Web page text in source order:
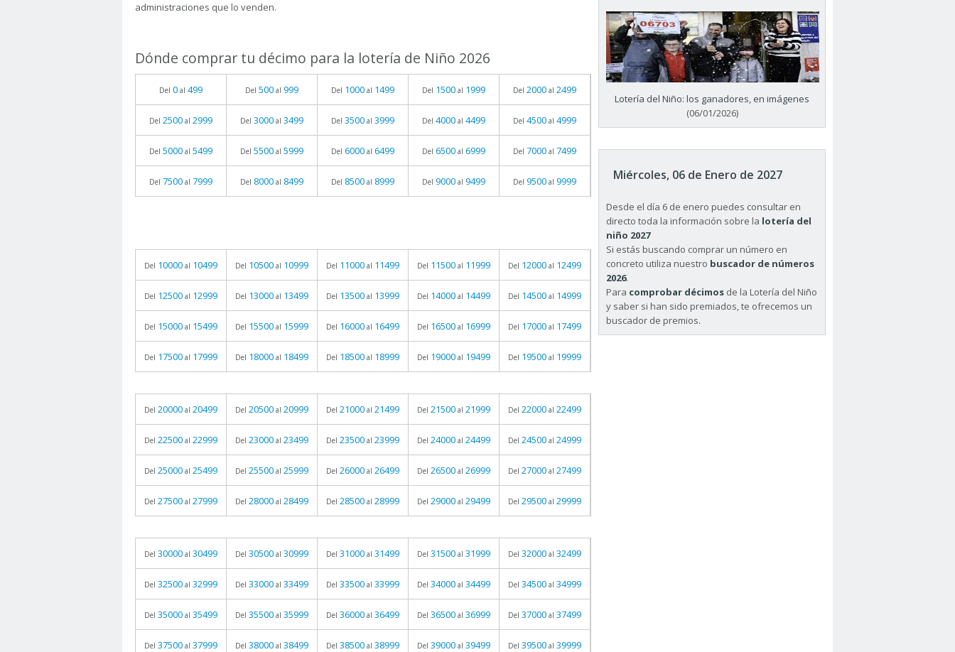
administraciones que lo venden.
Dónde comprar tu décimo para la lotería de Niño 2026
Del 0 al 499 Del 500 al 999 Del 1000 al 1499 Del 1500 al 1999 Del 2000 al 2499
Del 2500 al 2999 Del 3000 al 3499 Del 3500 al 3999 Del 4000 al 4499 Del 4500 al 4999
Del 5000 al 5499 Del 5500 al 5999 Del 6000 al 6499 Del 6500 al 6999 Del 7000 al 7499
Del 7500 al 7999 Del 8000 al 8499 Del 8500 al 8999 Del 9000 al 9499 Del 9500 al 9999
Del 10000 al 10499 Del 10500 al 10999 Del 11000 al 11499 Del 11500 al 11999 Del 12000 al 12499
Del 12500 al 12999 Del 13000 al 13499 Del 13500 al 13999 Del 14000 al 14499 Del 14500 al 14999
Del 15000 al 15499 Del 15500 al 15999 Del 16000 al 16499 Del 16500 al 16999 Del 17000 al 17499
Del 17500 al 17999 Del 18000 al 18499 Del 18500 al 18999 Del 19000 al 19499 Del 19500 al 19999
Del 20000 al 20499 Del 20500 al 20999 Del 21000 al 21499 Del 21500 al 21999 Del 22000 al 22499
Del 22500 al 22999 Del 23000 al 23499 Del 23500 al 23999 Del 24000 al 24499 Del 24500 al 24999
Del 25000 al 25499 Del 25500 al 25999 Del 26000 al 26499 Del 26500 al 26999 Del 27000 al 27499
Del 27500 al 27999 Del 28000 al 28499 Del 28500 al 28999 Del 29000 al 29499 Del 29500 al 29999
Del 30000 al 30499 Del 30500 al 30999 Del 31000 al 31499 Del 31500 al 31999 Del 32000 al 32499
Del 32500 al 32999 Del 33000 al 33499 Del 33500 al 33999 Del 34000 al 34499 Del 34500 al 34999
Del 35000 al 35499 Del 35500 al 35999 Del 36000 al 36499 Del 36500 al 36999 Del 37000 al 37499
Del 37500 al 37999 Del 38000 al 38499 Del 38500 al 38999 Del 39000 al 39499 Del 39500 al 39999
Lotería del Niño: los ganadores, en imágenes
(06/01/2026)
Miércoles, 06 de Enero de 2027
Desde el día 6 de enero puedes consultar en
directo toda la información sobre la lotería del
niño 2027
Si estás buscando comprar un número en
concreto utiliza nuestro buscador de números
2026.
Para comprobar décimos de la Lotería del Niño
y saber si han sido premiados, te ofrecemos un
buscador de premios.